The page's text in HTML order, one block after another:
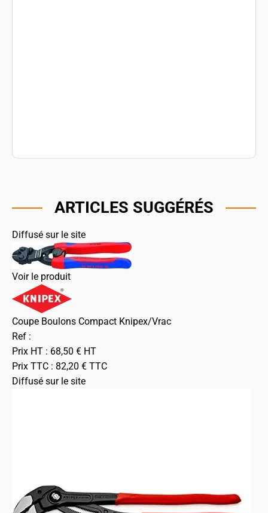
ARTICLES SUGGÉRÉS
Diffusé sur le site
Voir le produit
Coupe Boulons Compact Knipex/Vrac
Ref :
Prix HT : 68,50 € HT
Prix TTC : 82,20 € TTC
Diffusé sur le site